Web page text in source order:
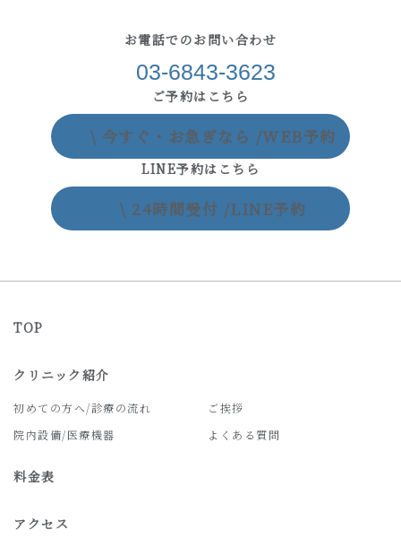
お電話でのお問い合わせ
03-6843-3623
ご予約はこちら
\ 今すぐ・お急ぎなら /WEB予約
LINE予約はこちら
\ 24時間受付 /LINE予約
TOP
クリニック紹介
初めての方へ/診療の流れ
ご挨拶
院内設備/医療機器
よくある質問
料金表
アクセス